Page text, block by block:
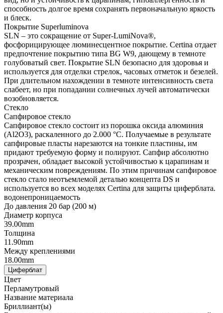
способность долгое время сохранять первоначальную яркость
и блеск.
Покрытие Superluminova
SLN – это сокращение от Super-LumiNova®,
фосфорицирующее люминесцентное покрытие. Certina отдает
предпочтение покрытию типа BG W9, дающему в темноте
голубоватый свет. Покрытие SLN безопасно для здоровья и
используется для отделки стрелок, часовых отметок и безелей.
При длительном нахождении в темноте интенсивность света
слабеет, но при попадании солнечных лучей автоматически
возобновляется.
Стекло
Сапфировое стекло
Сапфировое стекло состоит из порошка оксида алюминия
(Al2O3), раскаленного до 2.000 °C. Получаемые в результате
сапфировые пласты нарезаются на тонкие пластины, им
придают требуемую форму и полируют. Сапфир абсолютно
прозрачен, обладает высокой устойчивостью к царапинам и
механическим повреждениям. По этим причинам сапфировое
стекло стало неотъемлемой деталью концепта DS и
используется во всех моделях Certina для защиты циферблата.
водонепроницаемость
До давления 20 бар (200 м)
Диаметр корпуса
39.00mm
Толщина
11.90mm
Между креплениями
18.00mm
Циферблат
Цвет
Перламутровый
Название материала
Бриллиант(ы)